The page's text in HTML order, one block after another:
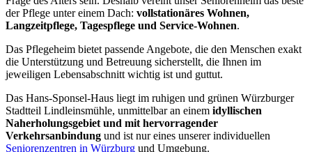
der Pflege unter einem Dach: vollstationäres Wohnen,
Langzeitpflege, Tagespflege und Service-Wohnen.
Das Pflegeheim bietet passende Angebote, die den Menschen exakt
die Unterstützung und Betreuung sicherstellt, die Ihnen im
jeweiligen Lebensabschnitt wichtig ist und guttut.
Das Hans-Sponsel-Haus liegt im ruhigen und grünen Würzburger
Stadtteil Lindleinsmühle, unmittelbar an einem idyllischen
Naherholungsgebiet und mit hervorragender
Verkehrsanbindung und ist nur eines unserer individuellen
Seniorenzentren in Würzburg und Umgebung.